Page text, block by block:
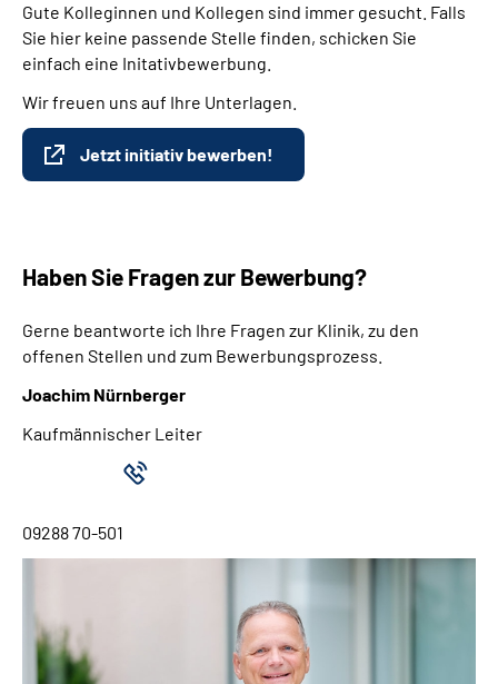
Gute Kolleginnen und Kollegen sind immer gesucht. Falls
Sie hier keine passende Stelle finden, schicken Sie
einfach eine Initativbewerbung.
Wir freuen uns auf Ihre Unterlagen.
Jetzt initiativ bewerben!
Haben Sie Fragen zur Bewerbung?
Gerne beantworte ich Ihre Fragen zur Klinik, zu den
offenen Stellen und zum Bewerbungsprozess.
Joachim Nürnberger
Kaufmännischer Leiter
09288 70-501